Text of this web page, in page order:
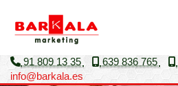
91 809 13 35 639 836 765
info
barkala.es